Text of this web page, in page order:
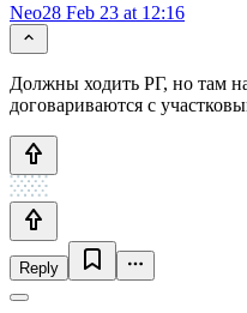
Neo28 Feb 23 at 12:16
Должны ходить РГ, но там
договариваются с
Reply